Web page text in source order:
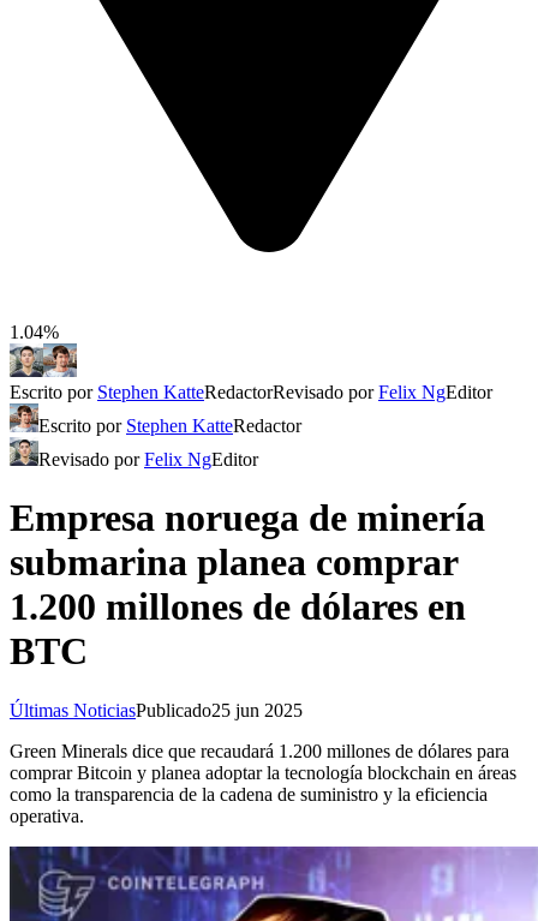
1.04%
Escrito por Stephen KatteRedactorRevisado porFelix NgEditor
Escrito por Stephen KatteRedactor
Revisado porFelix NgEditor
Empresa noruega de minería
submarina planea comprar
1.200 millones de dólares en
BTC
Últimas NoticiasPublicado25 jun 2025
Green Minerals dice que recaudará 1.200 millones de dólares para
comprar Bitcoin y planea adoptar la tecnología blockchain en áreas
como la transparencia de la cadena de suministro y la eficiencia
operativa.